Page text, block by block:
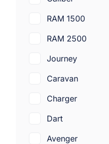
Acura
Porsche
Fiat
Volvo
Suzuki
Mercedes-benz
Infiniti
RAM 1500
RAM 2500
Journey
Caravan
Charger
Dart
Avenger